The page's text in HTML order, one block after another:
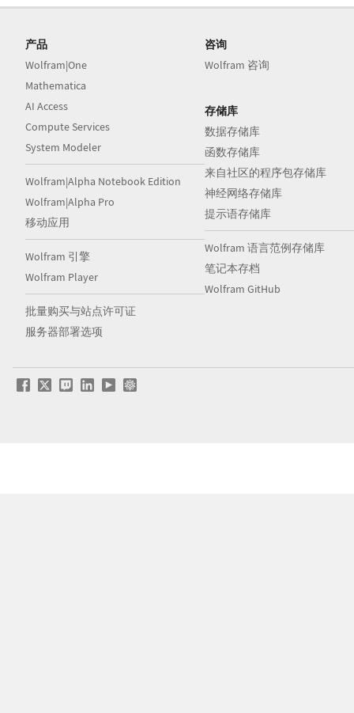
产品
Wolfram|One
Mathematica
AI Access
Compute Services
System Modeler
Wolfram|Alpha Notebook Edition
Wolfram|Alpha Pro
移动应用
Wolfram 引擎
Wolfram Player
批量购买与站点许可证
服务器部署选项
咨询
Wolfram 咨询
存储库
数据存储库
函数存储库
来自社区的程序包存储库
神经网络存储库
提示语存储库
Wolfram 语言范例存储库
笔记本存档
Wolfram GitHub